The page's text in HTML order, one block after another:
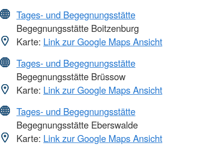
Tages- und Begegnungsstätte
Begegnungsstätte Boitzenburg
Karte: Link zur Google Maps Ansicht
Tages- und Begegnungsstätte
Begegnungsstätte Brüssow
Karte: Link zur Google Maps Ansicht
Tages- und Begegnungsstätte
Begegnungsstätte Eberswalde
Karte: Link zur Google Maps Ansicht